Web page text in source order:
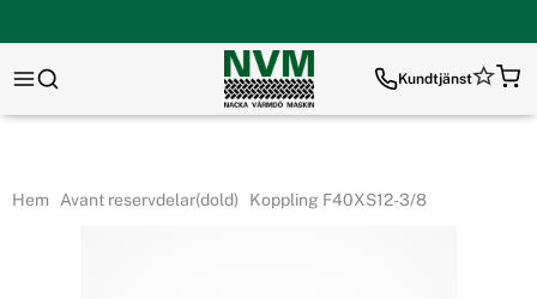
Kundtjänst
Hem Avant reservdelar(dold) Koppling F40XS12-3/8